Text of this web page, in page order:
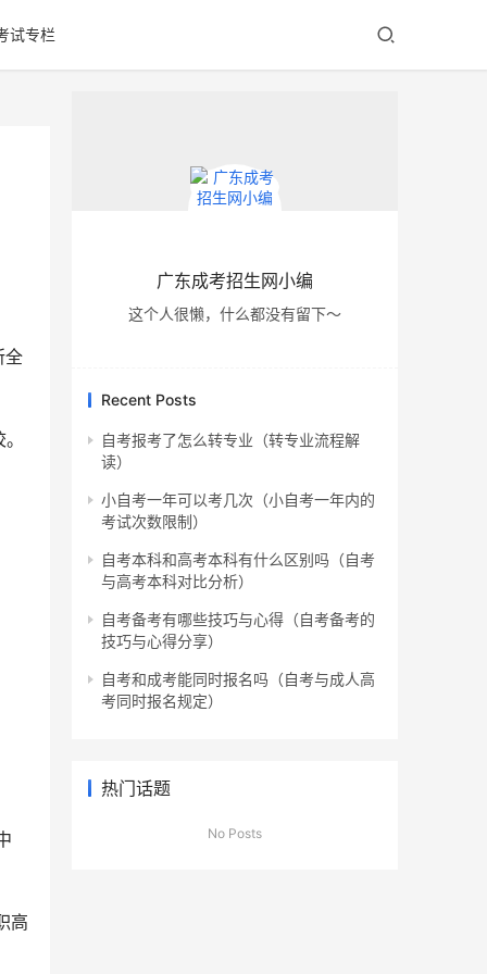
试专栏
全
高
广东成考招生网小编
这个人很懒，什么都没有留下～
Recent Posts
自考报考了怎么转专业（转专业流程解
读）
小自考一年可以考几次（小自考一年内的
考试次数限制）
自考本科和高考本科有什么区别吗（自考
与高考本科对比分析）
自考备考有哪些技巧与心得（自考备考的
技巧与心得分享）
自考和成考能同时报名吗（自考与成人高
考同时报名规定）
热门话题
No Posts